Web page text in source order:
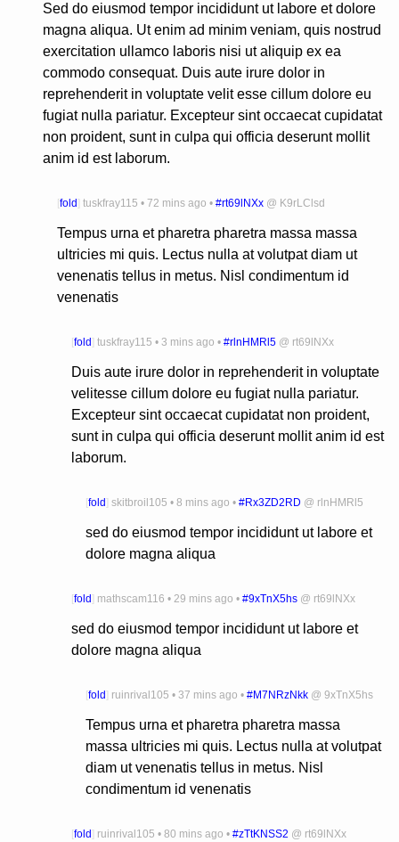
Sed do eiusmod tempor incididunt ut labore et dolore
magna aliqua. Ut enim ad minim veniam, quis nostrud
exercitation ullamco laboris nisi ut aliquip ex ea
commodo consequat. Duis aute irure dolor in
reprehenderit in voluptate velit esse cillum dolore eu
fugiat nulla pariatur. Excepteur sint occaecat cupidatat
non proident, sunt in culpa qui officia deserunt mollit
anim id est laborum.
[fold tuskfray115 • 72 mins ago • #rt69lNXx @ K9rLClsd
Tempus urna et pharetra pharetra massa massa
ultricies mi quis. Lectus nulla at volutpat diam ut
venenatis tellus in metus. Nisl condimentum id
venenatis
[fold tuskfray115 • 3 mins ago • #rlnHMRl5 @ rt69lNXx
Duis aute irure dolor in reprehenderit in voluptate
velitesse cillum dolore eu fugiat nulla pariatur.
Excepteur sint occaecat cupidatat non proident,
sunt in culpa qui officia deserunt mollit anim id est
laborum.
[fold skitbroil105 • 8 mins ago • #Rx3ZD2RD @ rlnHMRl5
sed do eiusmod tempor incididunt ut labore et
dolore magna aliqua
[fold mathscam116 • 29 mins ago • #9xTnX5hs @ rt69lNXx
sed do eiusmod tempor incididunt ut labore et
dolore magna aliqua
[fold ruinrival105 • 37 mins ago • #M7NRzNkk @ 9xTnX5hs
Tempus urna et pharetra pharetra massa
massa ultricies mi quis. Lectus nulla at volutpat
diam ut venenatis tellus in metus. Nisl
condimentum id venenatis
[fold ruinrival105 • 80 mins ago • #zTtKNSS2 @ rt69lNXx